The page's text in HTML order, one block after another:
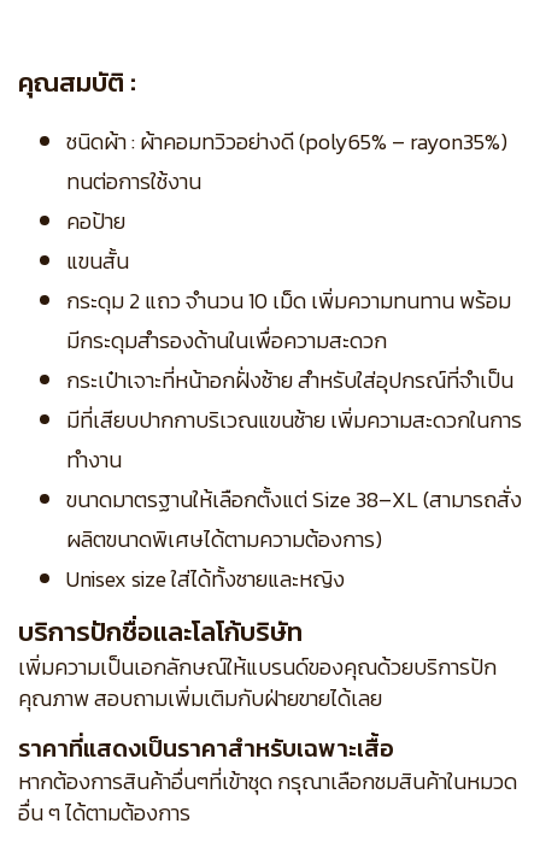
คุณสมบัติ :
ชนิดผ้า : ผ้าคอมทวิวอย่างดี (poly65% – rayon35%)
ทนต่อการใช้งาน
คอป้าย
แขนสั้น
กระดุม 2 แถว จำนวน 10 เม็ด เพิ่มความทนทาน พร้อม
มีกระดุมสำรองด้านในเพื่อความสะดวก
กระเป๋าเจาะที่หน้าอกฝั่งซ้าย สำหรับใส่อุปกรณ์ที่จำเป็น
มีที่เสียบปากกาบริเวณแขนซ้าย เพิ่มความสะดวกในการ
ทำงาน
ขนาดมาตรฐานให้เลือกตั้งแต่ Size 38–XL (สามารถสั่ง
ผลิตขนาดพิเศษได้ตามความต้องการ)
Unisex size ใส่ได้ทั้งชายและหญิง
บริการปักชื่อและโลโก้บริษัท
เพิ่มความเป็นเอกลักษณ์ให้แบรนด์ของคุณด้วยบริการปัก
คุณภาพ สอบถามเพิ่มเติมกับฝ่ายขายได้เลย
ราคาที่แสดงเป็นราคาสำหรับเฉพาะเสื้อ
หากต้องการสินค้าอื่นๆที่เข้าชุด กรุณาเลือกชมสินค้าในหมวด
อื่น ๆ ได้ตามต้องการ